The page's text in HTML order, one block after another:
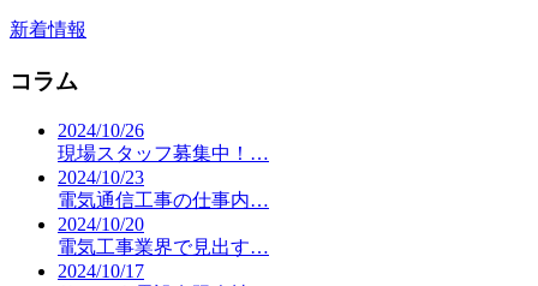
新着情報
コラム
2024/10/26
現場スタッフ募集中！…
2024/10/23
電気通信工事の仕事内…
2024/10/20
電気工事業界で見出す…
2024/10/17